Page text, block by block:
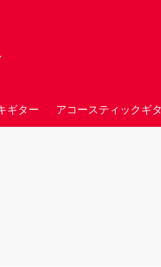
ギター アコースティックギ